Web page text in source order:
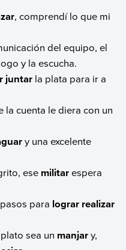
, comprendí lo que mi
del equipo, el
y la escucha.
juntar la plata para ir a
la cuenta le diera con un
y una excelente
ese militarespera
para lograr realizar
sea un manjary,